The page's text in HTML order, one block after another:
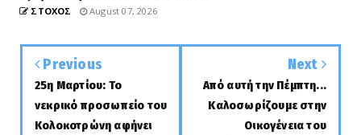
ΣΤΟΧΟΣ August 07, 2026
Previous
25η Μαρτίου: Το
νεκρικό προσωπείο του
Κολοκοτρώνη αφήνει
Next
Από αυτή την Πέμπτη...
Καλοσωρίζουμε στην
Οικογένεια του